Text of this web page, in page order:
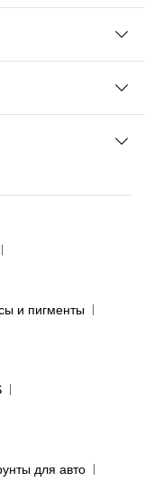
и пигменты
для авто